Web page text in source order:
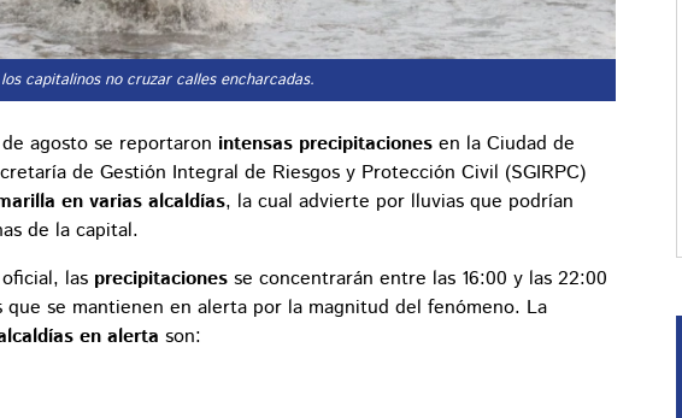
capitalinos no cruzar calles encharcadas.
agosto se reportaron intensas precipitaciones en la Ciudad de
de Gestión Integral de Riesgos y Protección Civil (SGIRPC)
en varias alcaldías, la cual advierte por lluvias que podrían
de la capital.
las precipitaciones se concentrarán entre las 16:00 y las 22:00
que se mantienen en alerta por la magnitud del fenómeno. La
en alerta son: